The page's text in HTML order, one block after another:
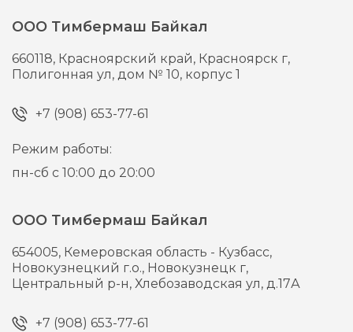
ООО Тимбермаш Байкал
660118, Красноярский край, Красноярск г,
Полигонная ул, дом № 10, корпус 1
+7 (908) 653-77-61
Режим работы:
пн-сб с 10:00 до 20:00
ООО Тимбермаш Байкал
654005, Кемеровская область - Кузбасс,
Новокузнецкий г.о., Новокузнецк г,
Центральный р-н, Хлебозаводская ул, д.17А
+7 (908) 653-77-61